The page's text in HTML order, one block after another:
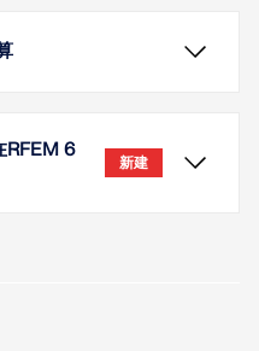
steht die Option
RFEM 6
新建